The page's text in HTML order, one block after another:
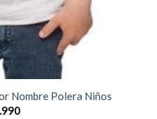
Nombre Polera Niños